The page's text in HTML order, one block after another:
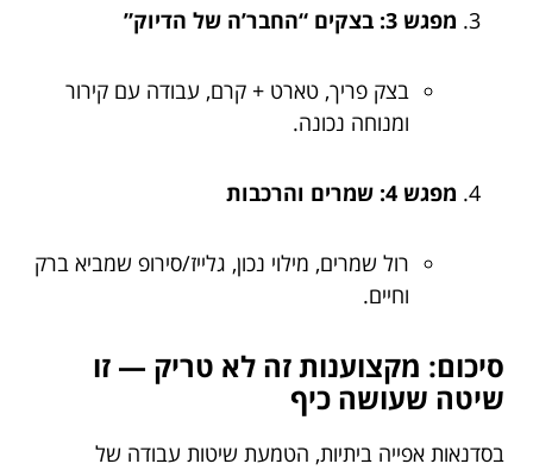
מפגש 3: בצקים “החבר’ה של הדיוק”
בצק פריך, טארט + קרם, עבודה עם קירור
ומנוחה נכונה.
מפגש 4: שמרים והרכבות
רול שמרים, מילוי נכון, גלייז/סירופ שמביא ברק
וחיים.
סיכום: מקצוענות זה לא טריק — זו
שיטה שעושה כיף
בסדנאות אפייה ביתיות, הטמעת שיטות עבודה של